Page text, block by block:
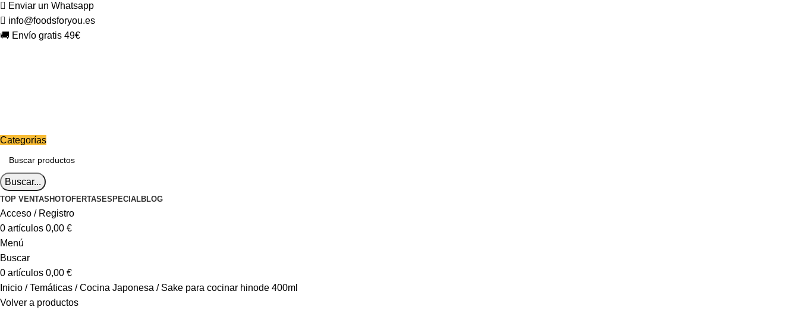
Enviar un Whatsapp
info@foodsforyou.es
🚚 Envío gratis 49€
Categorías
Buscar...
TOP VENTAS HOTOFERTAS ESPECIALBLOG
Acceso / Registro
0 artículos 0,00 €
Menú
Buscar
0 artículos 0,00 €
Inicio
Temáticas Cocina Japonesa
Sake para cocinar hinode 400ml
Volver a productos